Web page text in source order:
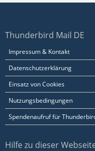
Thunderbird Mail DE
Impressum & Kontakt
Datenschutzerklärung
Einsatz von Cookies
Nutzungsbedingungen
Spendenaufruf für
Hilfe zu dieser